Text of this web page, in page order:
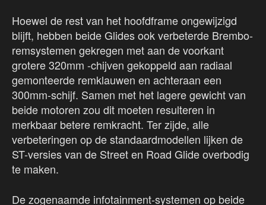
Hoewel de rest van het hoofdframe ongewijzigd
blijft, hebben beide Glides ook verbeterde Brembo-
remsystemen gekregen met aan de voorkant
grotere 320mm -chijven gekoppeld aan radiaal
gemonteerde remklauwen en achteraan een
300mm-schijf. Samen met het lagere gewicht van
beide motoren zou dit moeten resulteren in
merkbaar betere remkracht. Ter zijde, alle
verbeteringen op de standaardmodellen lijken de
ST-versies van de Street en Road Glide overbodig
te maken.
De zogenaamde infotainment-systemen op beide